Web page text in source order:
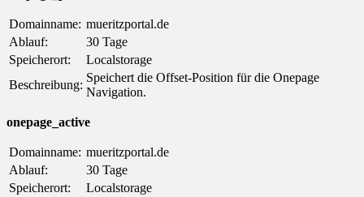
Domainname: mueritzportal.de
Ablauf:
30 Tage
Speicherort:
Localstorage
Beschreibung:
Speichert die Offset-Position für die Onepage
Navigation.
onepage_active
Domainname: mueritzportal.de
Ablauf:
30 Tage
Speicherort:
Localstorage